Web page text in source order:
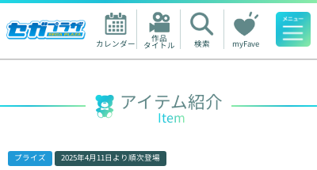
カレンダー 作品
タイトル 検索 myFave
人気ワード
アイテム紹介
Item
プライズ 2025年4月11日 より順次登場